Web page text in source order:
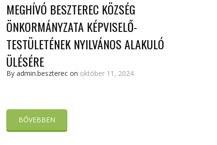
MEGHÍVÓ BESZTEREC KÖZSÉG
ÖNKORMÁNYZATA KÉPVISELŐ-
TESTÜLETÉNEK NYILVÁNOS ALAKULÓ
ÜLÉSÉRE
By admin.beszterec on október 11, 2024
BŐVEBBEN